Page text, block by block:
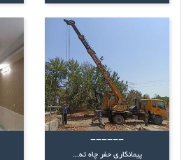
------
پیمانکاری حفر چاه ته...